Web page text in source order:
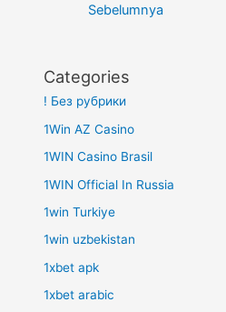
Sebelumnya
Categories
! Без рубрики
1Win AZ Casino
1WIN Casino Brasil
1WIN Official In Russia
1win Turkiye
1win uzbekistan
1xbet apk
1xbet arabic